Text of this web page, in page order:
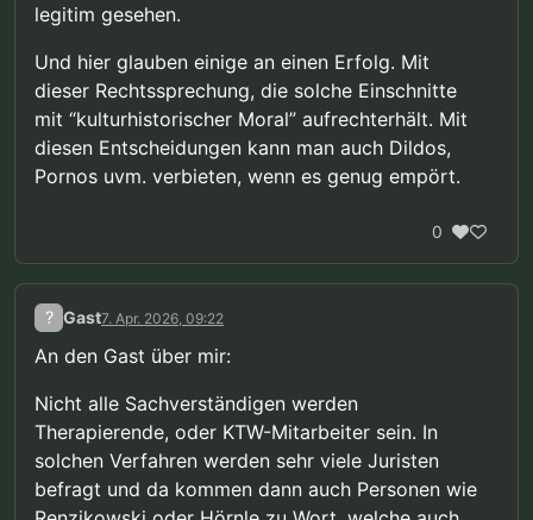
legitim gesehen.
Und hier glauben einige an einen Erfolg. Mit
dieser Rechtssprechung, die solche Einschnitte
mit “kulturhistorischer Moral” aufrechterhält. Mit
diesen Entscheidungen kann man auch Dildos,
Pornos uvm. verbieten, wenn es genug empört.
0
? Gast7. Apr. 2026, 09:22
An den Gast über mir:
Nicht alle Sachverständigen werden
Therapierende, oder KTW-Mitarbeiter sein. In
solchen Verfahren werden sehr viele Juristen
befragt und da kommen dann auch Personen wie